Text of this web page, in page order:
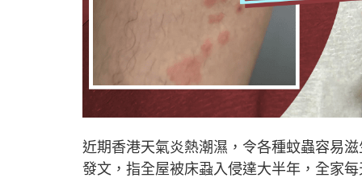
近期香港天氣炎熱潮濕，令各種蚊蟲容易
發文，指全屋被床蝨入侵達大半年，全家